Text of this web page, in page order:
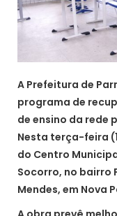
A Prefeitura de
programa de
de ensino da rede
Nesta terça-feira
do Centro
Socorro, no bairro
Mendes, em Nova